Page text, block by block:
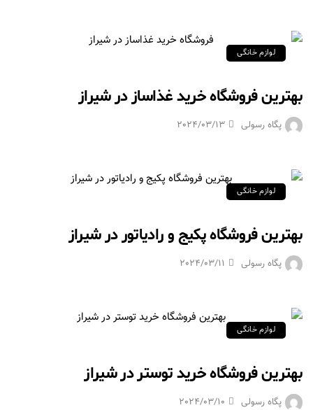
لوازم خانگی
بهترین فروشگاه خرید غذاساز در شیراز
پگاه رسولی 2024/03/13
لوازم خانگی
بهترین فروشگاه پکیج و رادیاتور در شیراز
پگاه رسولی 2024/03/11
لوازم خانگی
بهترین فروشگاه خرید توستر در شیراز
پگاه رسولی 2024/03/10